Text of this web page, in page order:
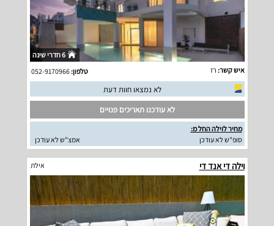
6 חדרי שינה
איש קשר: רז טלפון:052-9170966
לא נמצאו חוות דעת
לא עודכנו תאריכים פנויים
מחיר לוילה החל מ:
סופ"ש לא עודכן
אמצ"ש לא עודכן
וילה די אנד די אילת